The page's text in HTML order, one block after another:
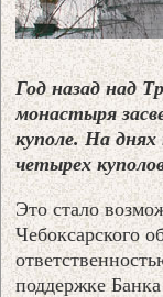
Год назад над
монастыря
куполе. На днях
четырех
Это стало
Чебоксарского
поддержке